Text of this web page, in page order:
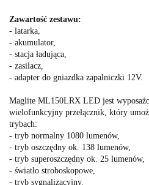
Zawartość zestawu:
- latarka,
- akumulator,
- stacja ładująca,
- zasilacz,
- adapter do gniazdka zapalniczki 12V.
Maglite ML150LRX LED jest
wielofunkcyjny przełącznik, który
trybach:
- tryb normalny 1080 lumenów,
- tryb oszczędny ok. 138 lumenów,
- tryb superoszczędny ok. 25 lumenów,
- światło stroboskopowe,
- tryb sygnalizacyjny.